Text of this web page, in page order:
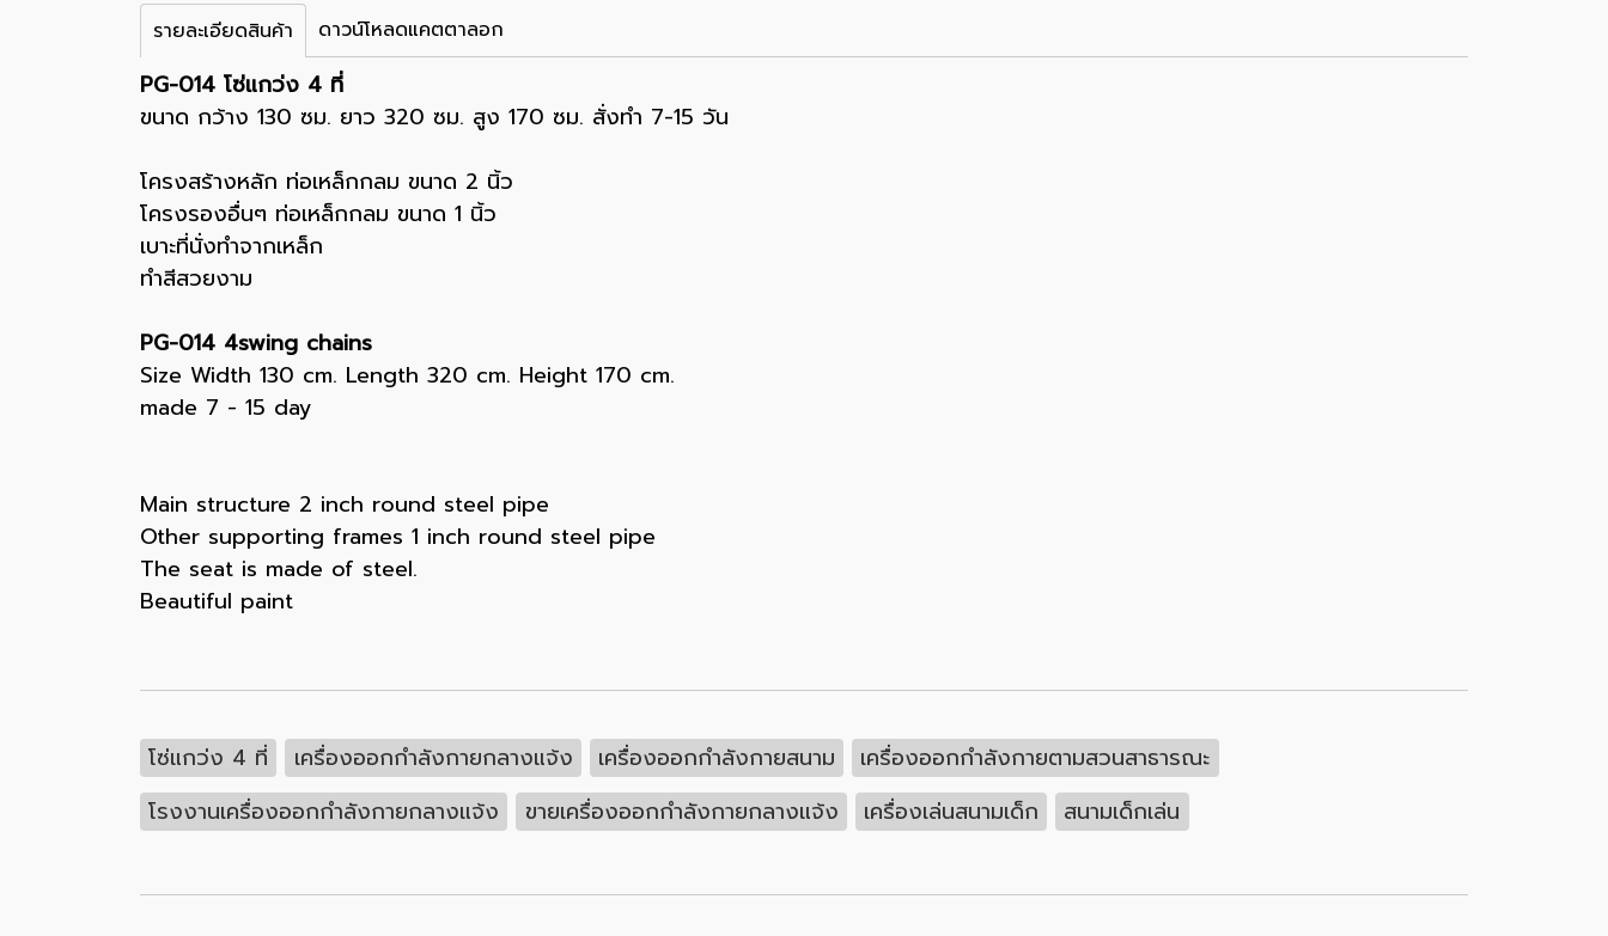
รายละเอียดสินค้า ดาวน์โหลดแคตตาลอก
PG-014 โซ่แกว่ง 4 ที่
ขนาด กว้าง 130 ซม. ยาว 320 ซม. สูง 170 ซม. สั่งทำ 7-15 วัน
โครงสร้างหลัก ท่อเหล็กกลม ขนาด 2 นิ้ว
โครงรองอื่นๆ ท่อเหล็กกลม ขนาด 1 นิ้ว
เบาะที่นั่งทำจากเหล็ก
ทำสีสวยงาม
PG-014 4swing chains
Size Width 130 cm. Length 320 cm. Height 170 cm.
made 7 - 15 day
Main structure 2 inch round steel pipe
Other supporting frames 1 inch round steel pipe
The seat is made of steel.
Beautiful paint
โซ่แกว่ง 4 ที่ เครื่องออกกำลังกายกลางแจ้ง เครื่องออกกำลังกายสนาม
เครื่องออกกำลังกายตามสวนสาธารณะ
โรงงานเครื่องออกกำลังกายกลางแจ้ง
ขายเครื่องออกกำลังกายกลางแจ้ง เครื่องเล่นสนามเด็ก สนามเด็กเล่น